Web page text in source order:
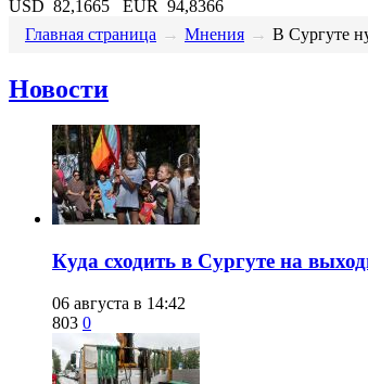
USD 82,1665 EUR 94,8366
Главная страница → Мнения → В Сургуте
Новости
​Куда сходить в Сургуте на
06 августа в 14:42
803 0